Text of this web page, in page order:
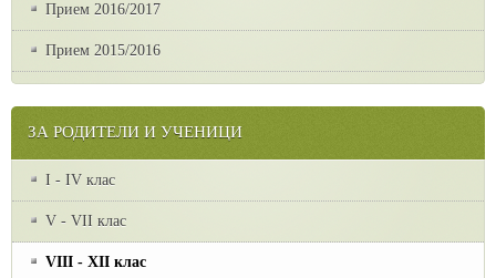
Прием 2016/2017
Прием 2015/2016
ЗА РОДИТЕЛИ И УЧЕНИЦИ
I - IV клас
V - VII клас
VІІІ - ХІІ клас